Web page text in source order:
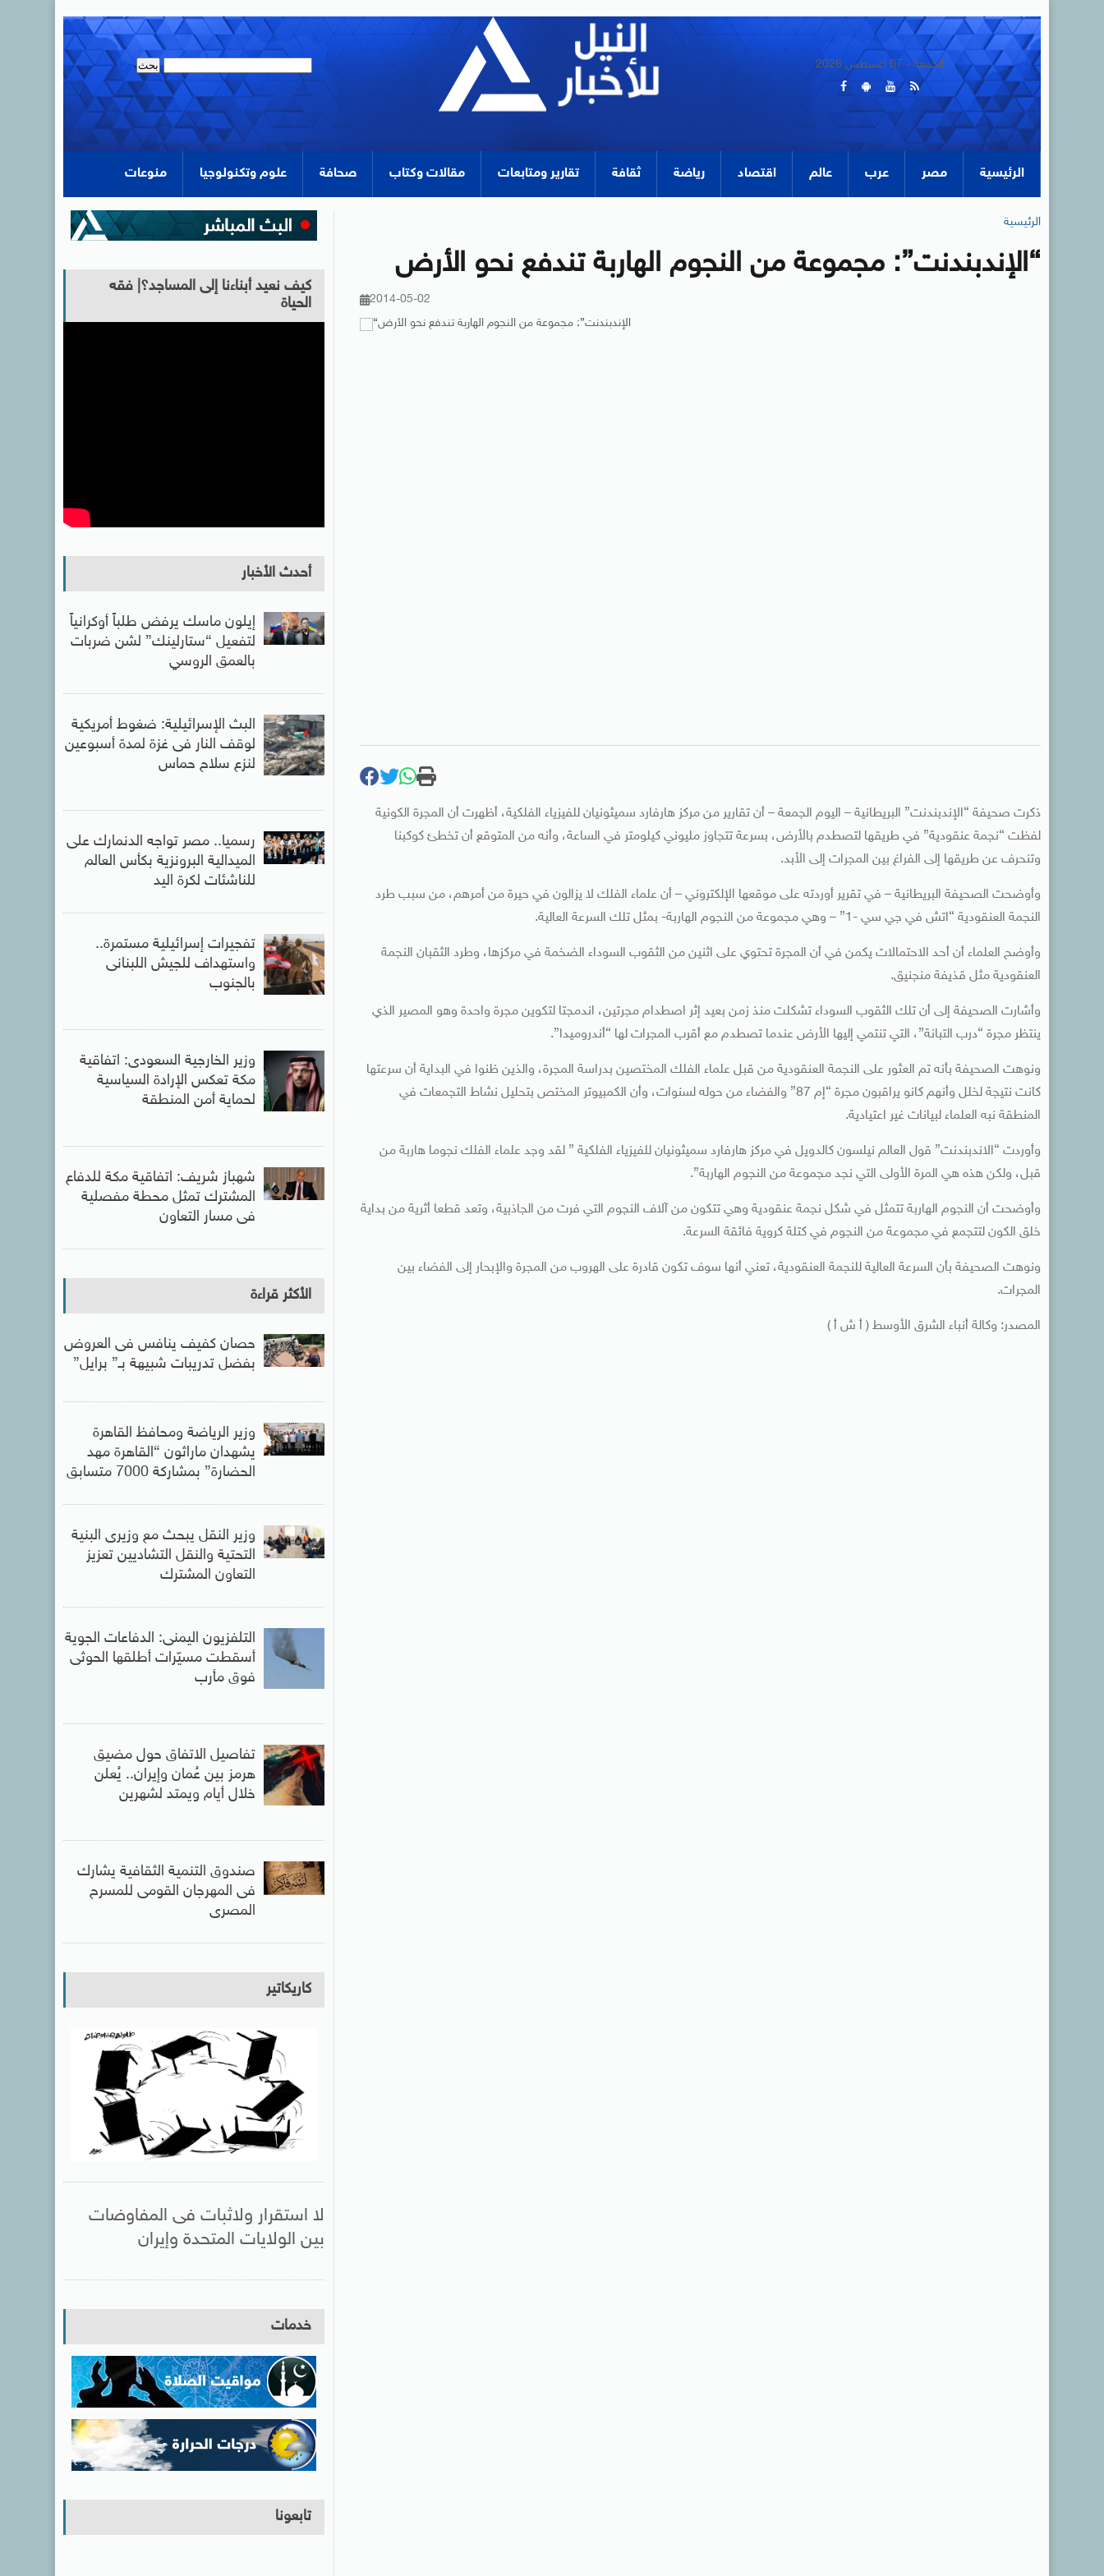
الجمعة - 07 أغسطس 2026
الرئيسية مصر عرب عالم اقتصاد رياضة ثقافة تقارير ومتابعات مقالات وكتاب صحافة علوم وتكنولوجيا منوعات
الرئيسية
“الإندبندنت”: مجموعة من النجوم الهاربة تندفع نحو الأرض
2014-05-02
ذكرت صحيفة “الإندبندنت” البريطانية – اليوم الجمعة – أن تقارير من مركز هارفارد سميثونيان للفيزياء الفلكية، أظهرت أن المجرة الكونية
لفظت “نجمة عنقودية” في طريقها لتصطدم بالأرض، بسرعة تتجاوز مليوني كيلومتر في الساعة، وأنه من المتوقع أن تخطئ كوكبنا
وتنحرف عن طريقها إلى الفراغ بين المجرات إلى الأبد.
وأوضحت الصحيفة البريطانية – في تقرير أوردته على موقعها الإلكتروني – أن علماء الفلك لا يزالون في حيرة من أمرهم، من سبب طرد
النجمة العنقودية “اتش في جي سي -1” – وهي مجموعة من النجوم الهاربة- بمثل تلك السرعة العالية.
وأوضح العلماء أن أحد الاحتمالات يكمن في أن المجرة تحتوي على اثنين من الثقوب السوداء الضخمة في مركزها، وطرد الثقبان النجمة
العنقودية مثل قذيفة منجنيق.
وأشارت الصحيفة إلى أن تلك الثقوب السوداء تشكلت منذ زمن بعيد إثر اصطدام مجرتين، اندمجتا لتكوين مجرة واحدة وهو المصير الذي
ينتظر مجرة “درب التبانة”، التي تنتمي إليها الأرض عندما تصطدم مع أقرب المجرات لها “أندروميدا”.
ونوهت الصحيفة بأنه تم العثور على النجمة العنقودية من قبل علماء الفلك المختصين بدراسة المجرة، والذين ظنوا في البداية أن سرعتها
كانت نتيجة لخلل وأنهم كانو يراقبون مجرة “إم 87” والفضاء من حوله لسنوات، وأن الكمبيوتر المختص بتحليل نشاط التجمعات في
المنطقة نبه العلماء لبيانات غير اعتيادية.
وأوردت “الاندبندنت” قول العالم نيلسون كالدويل في مركز هارفارد سميثونيان للفيزياء الفلكية ” لقد وجد علماء الفلك نجوما هاربة من
قبل، ولكن هذه هي المرة الأولى التي نجد مجموعة من النجوم الهاربة”.
وأوضحت أن النجوم الهاربة تتمثل في شكل نجمة عنقودية وهي تتكون من آلاف النجوم التي فرت من الجاذبية، وتعد قطعا أثرية من بداية
خلق الكون لتتجمع في مجموعة من النجوم في كتلة كروية فائقة السرعة.
ونوهت الصحيفة بأن السرعة العالية للنجمة العنقودية، تعني أنها سوف تكون قادرة على الهروب من المجرة والإبحار إلى الفضاء بين
المجرات.
المصدر: وكالة أنباء الشرق الأوسط ( أ ش أ )
كيف نعيد أبناءنا إلى المساجد؟| فقه
الحياة
أحدث الأخبار
إيلون ماسك يرفض طلباً أوكرانياً
لتفعيل “ستارلينك” لشن ضربات
بالعمق الروسي
البث الإسرائيلية: ضغوط أمريكية
لوقف النار فى غزة لمدة أسبوعين
لنزع سلاح حماس
رسميا.. مصر تواجه الدنمارك على
الميدالية البرونزية بكأس العالم
للناشئات لكرة اليد
تفجيرات إسرائيلية مستمرة..
واستهداف للجيش اللبنانى
بالجنوب
وزير الخارجية السعودى: اتفاقية
مكة تعكس الإرادة السياسية
لحماية أمن المنطقة
شهباز شريف: اتفاقية مكة للدفاع
المشترك تمثل محطة مفصلية
فى مسار التعاون
الأكثر قراءة
حصان كفيف ينافس فى العروض
بفضل تدريبات شبيهة بـ” برايل”
وزير الرياضة ومحافظ القاهرة
يشهدان ماراثون “القاهرة مهد
الحضارة” بمشاركة 7000 متسابق
وزير النقل يبحث مع وزيرى البنية
التحتية والنقل التشاديين تعزيز
التعاون المشترك
التلفزيون اليمنى: الدفاعات الجوية
أسقطت مسيّرات أطلقها الحوثى
فوق مأرب
تفاصيل الاتفاق حول مضيق
هرمز بين عُمان وإيران.. يُعلن
خلال أيام ويمتد لشهرين
صندوق التنمية الثقافية يشارك
فى المهرجان القومى للمسرح
المصرى
كاريكاتير
لا استقرار ولاثبات فى المفاوضات
بين الولايات المتحدة وإيران
خدمات
تابعونا